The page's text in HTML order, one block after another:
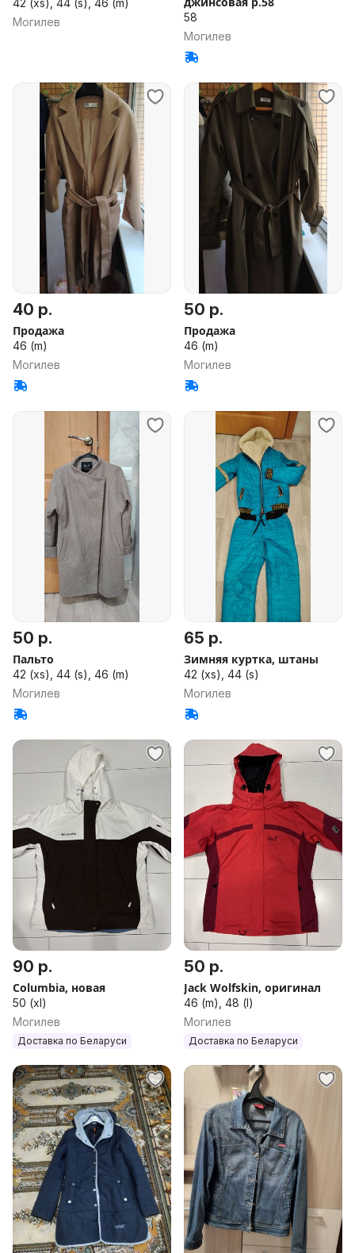
42 (xs), 44 (s), 46 (m)
Могилев
58
Могилев
40 р.
Продажа
46 (m)
Могилев
50 р.
Продажа
46 (m)
Могилев
50 р.
Пальто
42 (xs), 44 (s), 46 (m)
Могилев
65 р.
Зимняя куртка, штаны
42 (xs), 44 (s)
Могилев
90 р.
Columbia, новая
50 (xl)
Могилев
Доставка по Беларуси
50 р.
Jack Wolfskin, оригинал
46 (m), 48 (l)
Могилев
Доставка по Беларуси